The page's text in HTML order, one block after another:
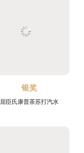
银奖
屈臣氏康普茶苏打汽水